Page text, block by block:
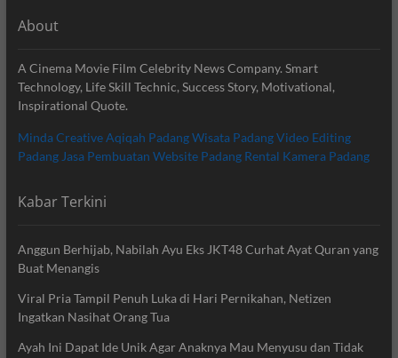
About
A Cinema Movie Film Celebrity News Company. Smart
Technology, Life Skill Technic, Success Story, Motivational,
Inspirational Quote.
Minda CreativeAqiqah PadangWisata PadangVideo Editing
Padang Jasa Pembuatan Website Padang Rental Kamera Padang
Kabar Terkini
Anggun Berhijab, Nabilah Ayu Eks JKT48 Curhat Ayat Quran yang
Buat Menangis
Viral Pria Tampil Penuh Luka di Hari Pernikahan, Netizen
Ingatkan Nasihat Orang Tua
Ayah Ini Dapat Ide Unik Agar Anaknya Mau Menyusu dan Tidak